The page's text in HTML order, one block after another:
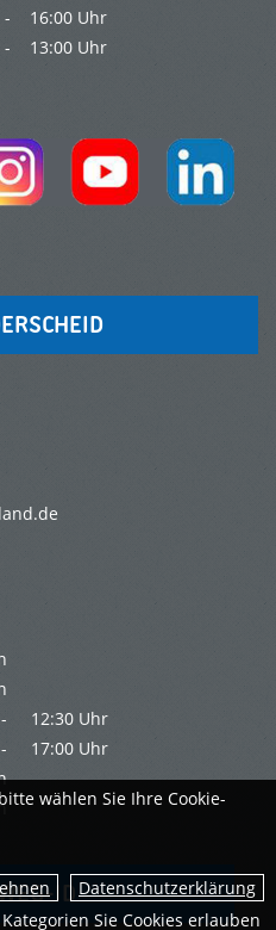
16:00 Uhr
13:00 Uhr
- 12:30 Uhr
17:00 Uhr
ID
wählen Sie Ihre Cookie-
Datenschutzerklärung
Sie Cookies erlauben